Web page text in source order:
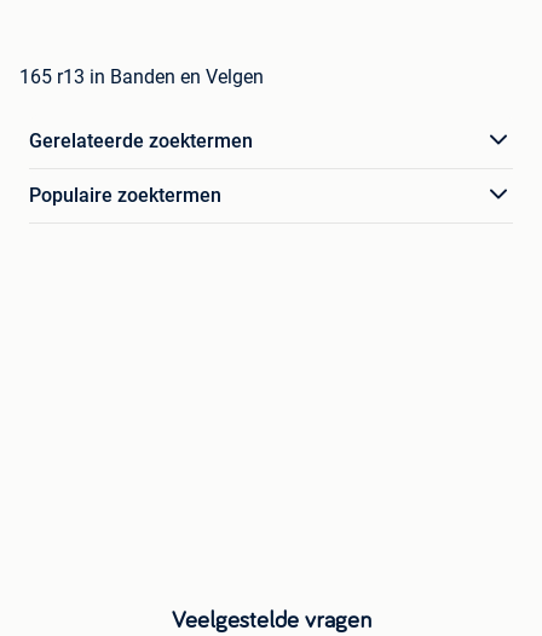
165 r13 in Banden en Velgen
Gerelateerde zoektermen
Populaire zoektermen
Veelgestelde vragen